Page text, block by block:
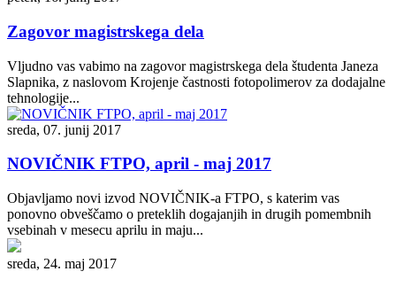
Zagovor magistrskega dela
Vljudno vas vabimo na zagovor magistrskega dela študenta Janeza
Slapnika, z naslovom Krojenje častnosti fotopolimerov za dodajalne
tehnologije...
sreda, 07. junij 2017
NOVIČNIK FTPO, april - maj 2017
Objavljamo novi izvod NOVIČNIK-a FTPO, s katerim vas
ponovno obveščamo o preteklih dogajanjih in drugih pomembnih
vsebinah v mesecu aprilu in maju...
sreda, 24. maj 2017